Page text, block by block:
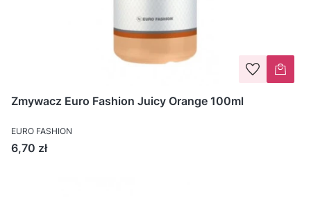
Zmywacz Euro Fashion Juicy Orange 100ml
EURO FASHION
Cena
6,70 zł